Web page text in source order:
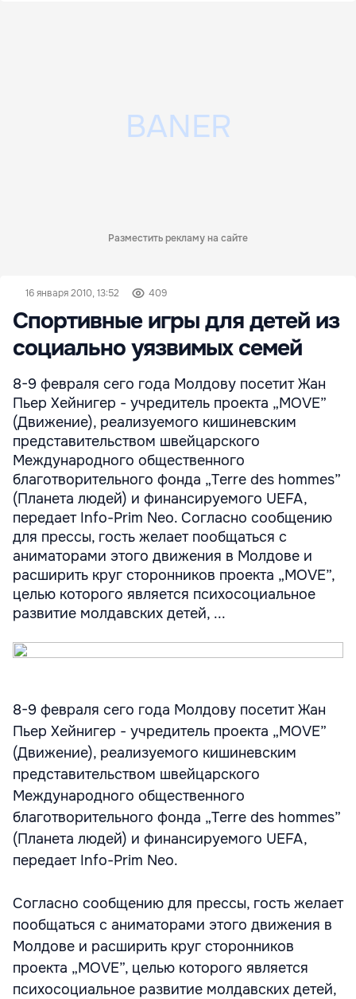
Разместить рекламу на сайте
16 января 2010, 13:52 409
Спортивные игры для детей из
социально уязвимых семей
8-9 февраля сего года Молдову посетит Жан
Пьер Хейнигер - учредитель проекта „MOVE”
(Движение), реализуемого кишиневским
представительством швейцарского
Международного общественного
благотворительного фонда „Terre des hommes”
(Планета людей) и финансируемого UEFA,
передает Info-Prim Neo. Согласно сообщению
для прессы, гость желает пообщаться с
аниматорами этого движения в Молдове и
расширить круг сторонников проекта „MOVE”,
целью которого является психосоциальное
развитие молдавских детей, ...
8-9 февраля сего года Молдову посетит Жан
Пьер Хейнигер - учредитель проекта „MOVE”
(Движение), реализуемого кишиневским
представительством швейцарского
Международного общественного
благотворительного фонда „Terre des hommes”
(Планета людей) и финансируемого UEFA,
передает Info-Prim Neo.
Согласно сообщению для прессы, гость желает
пообщаться с аниматорами этого движения в
Молдове и расширить круг сторонников
проекта „MOVE”, целью которого является
психосоциальное развитие молдавских детей,